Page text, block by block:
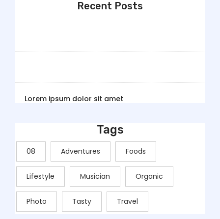
Recent Posts
Lorem ipsum dolor sit amet
Tags
08 Adventures Foods
Lifestyle Musician Organic
Photo Tasty Travel